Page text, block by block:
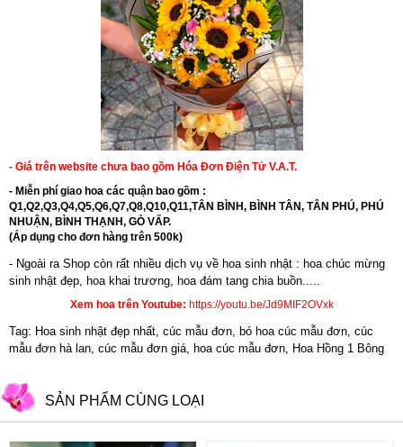
- Giá trên website chưa bao gồm Hóa Đơn Điện Tử V.A.T.
- Miễn phí giao hoa các quận bao gồm :
Q1,Q2,Q3,Q4,Q5,Q6,Q7,Q8,Q10,Q11,TÂN BÌNH, BÌNH TÂN, TÂN PHÚ, PHÚ
NHUẬN, BÌNH THẠNH, GÒ VẤP.
(Áp dụng cho đơn hàng trên 500k)
- Ngoài ra Shop còn rất nhiều dịch vụ về hoa sinh nhật : hoa chúc mừng
sinh nhật đẹp,
hoa khai trương hoa đám tang chia buồn.....
Xem hoa trên Youtube: https://youtu.be/Jd9MIF2OVxk
Tag: Hoa sinh nhật đẹp nhất, cúc mẫu đơn, bó hoa cúc mẫu đơn, cúc
mẫu đơn hà lan, cúc mẫu đơn giá, hoa cúc mẫu đơn, Hoa Hồng 1 Bông
SẢN PHẨM CÙNG LOẠI